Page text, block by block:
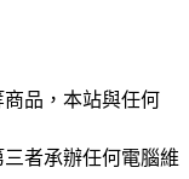
品，本站與任何
者承辦任何電腦維